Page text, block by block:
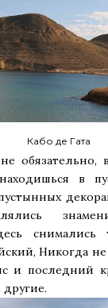
Кабо де Гата
обязательно,
в
Никогда
и последний